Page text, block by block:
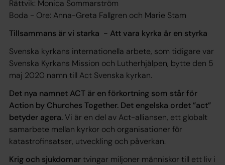
Rättvik: Monica Sommarström
Boda - Ore: Anna-Greta Fallgren och Marie Stam
Tillsammans är vi starka - Att vara kyrka är en styrka
Svenska kyrkans internationella arbete, som tidigare var
Svenska Kyrkans Mission och Lutherhjälpen, bytte den 5
maj 2020 namn till Act Svenska kyrkan.
Det nya namnet ACT är en förkortning som står för
Action by Churches Together. Det engelska ordet ”act”
betyder agera. Vi är en del av Act-alliansen, ett globalt
samarbete mellan kyrkor och organisationer för
katastrofinsatser, utveckling och påverkan.
Krig och sjukdomartvingar miljoner människor till ett liv i